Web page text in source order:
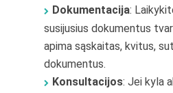
Dokumentacija:
susijusius dokumentus
apima sąskaitas, kvitus,
dokumentus.
Konsultacijos: Jei kyla